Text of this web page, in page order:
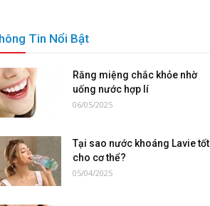
Tin Nổi Bật
Răng miệng chắc khỏe nhờ
uống nước hợp lí
06/05/2025
Tại sao nước khoáng Lavie tốt
cho cơ thể?
05/04/2025